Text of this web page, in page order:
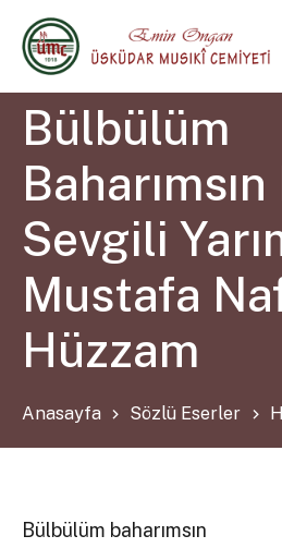
Bülbülüm
Baharımsın
Sevgili
Mustafa
Hüzzam
Anasayfa Sözlü Eserler
Bülbülüm baharımsın